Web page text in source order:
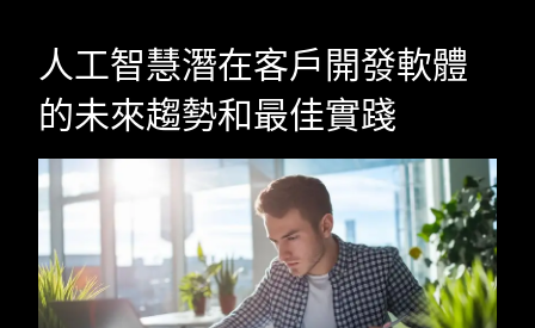
人工智慧潛在客戶開發軟體
的未來趨勢和最佳實踐